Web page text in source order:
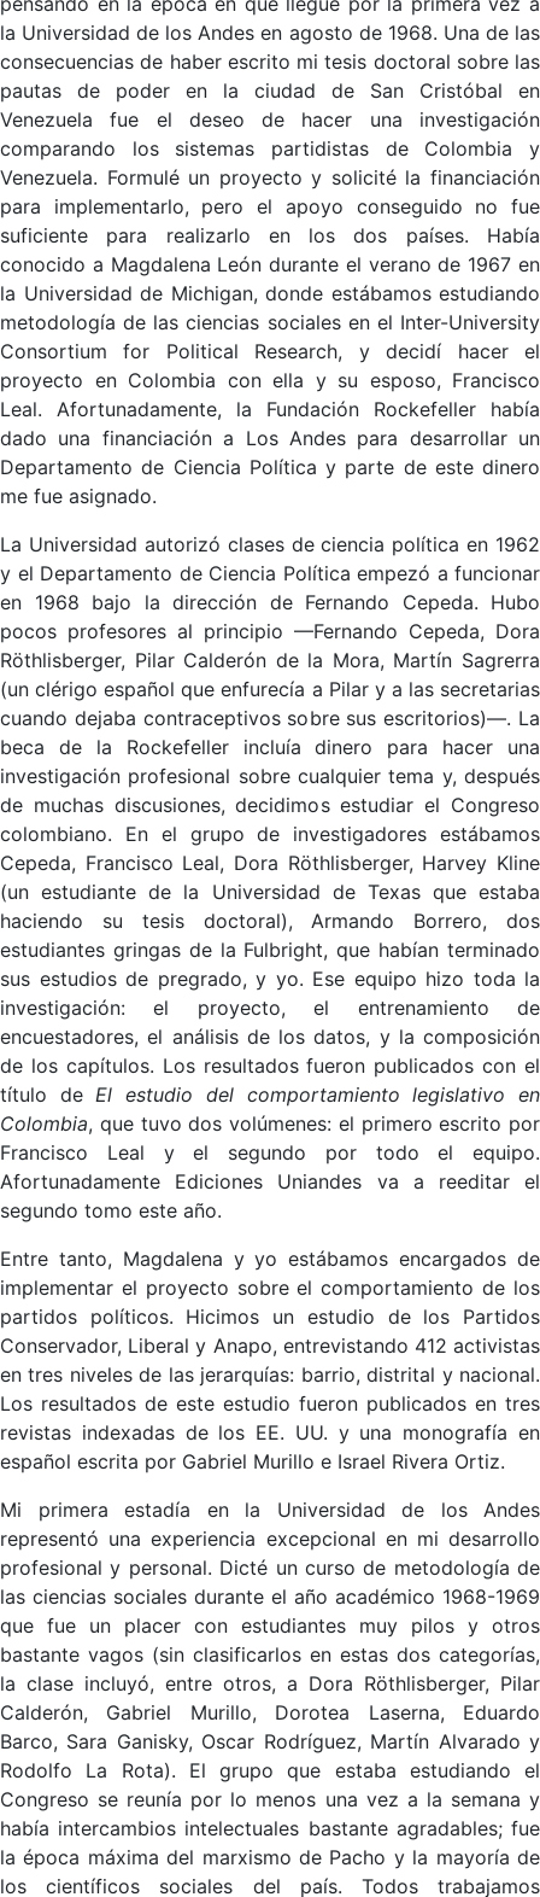
la Universidad de los Andes en agosto de 1968. Una de las
consecuencias de haber escrito mi tesis doctoral sobre las
pautas de poder en la ciudad de San Cristóbal en
Venezuela fue el deseo de hacer una investigación
comparando los sistemas partidistas de Colombia y
Venezuela. Formulé un proyecto y solicité la financiación
para implementarlo, pero el apoyo conseguido no fue
suficiente para realizarlo en los dos países. Había
conocido a Magdalena León durante el verano de 1967 en
la Universidad de Michigan, donde estábamos estudiando
metodología de las ciencias sociales en el Inter-University
Consortium for Political Research, y decidí hacer el
proyecto en Colombia con ella y su esposo, Francisco
Leal. Afortunadamente, la Fundación Rockefeller había
dado una financiación a Los Andes para desarrollar un
Departamento de Ciencia Política y parte de este dinero
me fue asignado.
La Universidad autorizó clases de ciencia política en 1962
y el Departamento de Ciencia Política empezó a funcionar
en 1968 bajo la dirección de Fernando Cepeda. Hubo
pocos profesores al principio —Fernando Cepeda, Dora
Röthlisberger, Pilar Calderón de la Mora, Martín Sagrerra
(un clérigo español que enfurecía a Pilar y a las secretarias
cuando dejaba contraceptivos sobre sus escritorios)—. La
beca de la Rockefeller incluía dinero para hacer una
investigación profesional sobre cualquier tema y, después
de muchas discusiones, decidimos estudiar el Congreso
colombiano. En el grupo de investigadores estábamos
Cepeda, Francisco Leal, Dora Röthlisberger, Harvey Kline
(un estudiante de la Universidad de Texas que estaba
haciendo su tesis doctoral), Armando Borrero, dos
estudiantes gringas de la Fulbright, que habían terminado
sus estudios de pregrado, y yo. Ese equipo hizo toda la
investigación: el proyecto, el entrenamiento de
encuestadores, el análisis de los datos, y la composición
de los capítulos. Los resultados fueron publicados con el
título de El estudio del comportamiento legislativo en
Colombia, que tuvo dos volúmenes: el primero escrito por
Francisco Leal y el segundo por todo el equipo.
Afortunadamente Ediciones Uniandes va a reeditar el
segundo tomo este año.
Entre tanto, Magdalena y yo estábamos encargados de
implementar el proyecto sobre el comportamiento de los
partidos políticos. Hicimos un estudio de los Partidos
Conservador, Liberal y Anapo, entrevistando 412 activistas
en tres niveles de las jerarquías: barrio, distrital y nacional.
Los resultados de este estudio fueron publicados en tres
revistas indexadas de los EE. UU. y una monografía en
español escrita por Gabriel Murillo e Israel Rivera Ortiz.
Mi primera estadía en la Universidad de los Andes
representó una experiencia excepcional en mi desarrollo
profesional y personal. Dicté un curso de metodología de
las ciencias sociales durante el año académico 1968-1969
que fue un placer con estudiantes muy pilos y otros
bastante vagos (sin clasificarlos en estas dos categorías,
la clase incluyó, entre otros, a Dora Röthlisberger, Pilar
Calderón, Gabriel Murillo, Dorotea Laserna, Eduardo
Barco, Sara Ganisky, Oscar Rodríguez, Martín Alvarado y
Rodolfo La Rota). El grupo que estaba estudiando el
Congreso se reunía por lo menos una vez a la semana y
había intercambios intelectuales bastante agradables; fue
la época máxima del marxismo de Pacho y la mayoría de
los científicos sociales del país. Todos trabajamos